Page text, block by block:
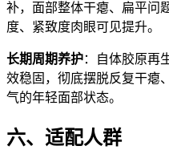
补，面部整体干瘪、扁平问
度、紧致度肉眼可见提升。
长期周期养护：自体胶原再
效稳固，彻底摆脱反复干瘪
气的年轻面部状态。
六、适配人群